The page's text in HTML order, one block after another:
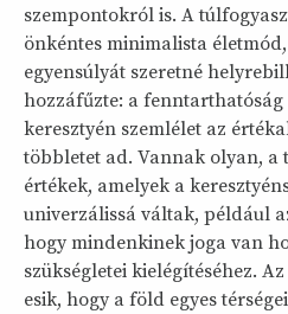
szempontokról is. A
önkéntes minimalista
egyensúlyát szeretné
hozzáfűzte: a
keresztyén szemlélet az
többletet ad. Vannak olyan, a
értékek, amelyek a
univerzálissá váltak, például
hogy mindenkinek joga van
szükségletei kielégítéséhez.
esik, hogy a föld egyes